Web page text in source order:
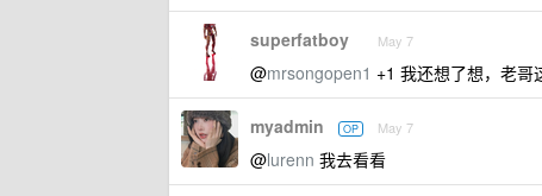
superfatboy May 7
@mrsongopen1 +1 我还想了想，老哥
myadmin OP May 7
@lurenn 我去看看